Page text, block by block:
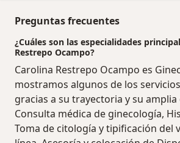
Preguntas frecuentes
¿Cuáles son las especialidades
Restrepo Ocampo?
Carolina Restrepo Ocampo es
mostramos algunos de los
gracias a su trayectoria y su amplia
Consulta médica de ginecología,
Toma de citología y tipificación del